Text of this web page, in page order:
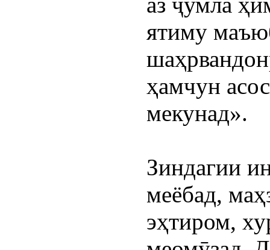
ятиму
ҳамчун
мекунад».
Зиндагии
меёбад,
эҳтиром,